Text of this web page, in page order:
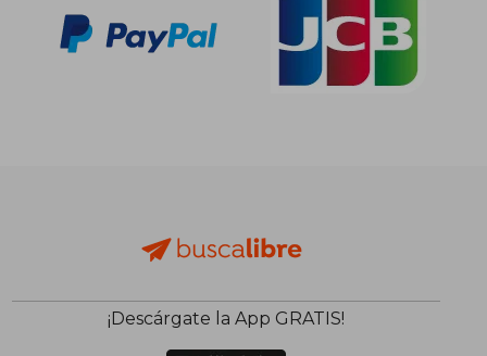
¡Descárgate la App GRATIS!